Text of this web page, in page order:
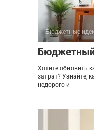
Бюджетные
Бюджетный
Хотите обновить
затрат? Узнайте,
недорого и